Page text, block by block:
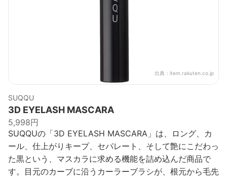
出典： item.rakuten.co.jp
SUQQU
3D EYELASH MASCARA
5,998円
SUQQUの「3D EYELASH MASCARA」は、ロング、カ
ール、仕上がりキープ、セパレート、そして艶にこだわっ
た黒という、マスカラに求める機能を詰め込んだ商品で
す。目元のカーブに沿うカーラーブラシが、根元から毛先